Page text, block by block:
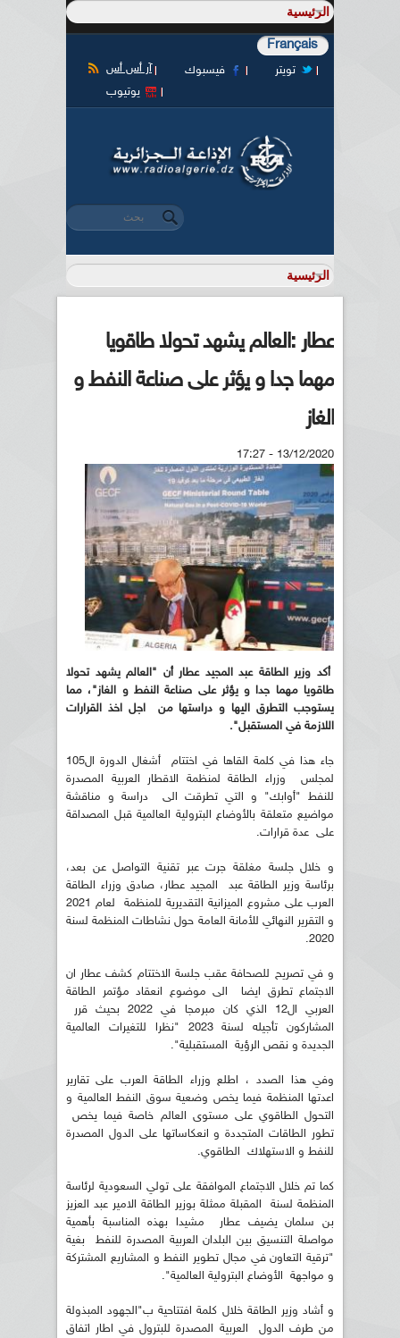
Français
آر أس أس فيسبوك
تويتر
يوتيوب
استمارة البحث
‏بحث ‏
عطار :العالم يشهد تحولا طاقويا
مهما جدا و يؤثر على صناعة النفط و
الغاز
13/12/2020 - 17:27
أكد وزير الطاقة عبد المجيد عطار أن "العالم يشهد تحولا
طاقويا مهما جدا و يؤثر على صناعة النفط و الغاز"، مما
يستوجب التطرق اليها و دراستها من اجل اخذ القرارات
اللازمة في المستقبل".
جاء هذا في كلمة القاها في اختتام أشغال الدورة ال105
لمجلس وزراء الطاقة لمنظمة الاقطار العربية المصدرة
للنفط "أوابك" و التي تطرقت الى دراسة و مناقشة
مواضيع متعلقة بالأوضاع البترولية العالمية قبل المصداقة
على عدة قرارات.
و خلال جلسة مغلقة جرت عبر تقنية التواصل عن بعد،
برئاسة وزير الطاقة عبد المجيد عطار، صادق وزراء الطاقة
العرب على مشروع الميزانية التقديرية للمنظمة لعام 2021
و التقرير النهائي للأمانة العامة حول نشاطات المنظمة لسنة
2020.
و في تصريح للصحافة عقب جلسة الاختتام كشف عطار ان
الاجتماع تطرق ايضا الى موضوع انعقاد مؤتمر الطاقة
العربي ال12 الذي كان مبرمجا في 2022 بحيث قرر
المشاركون تأجيله لسنة 2023 "نظرا للتغيرات العالمية
الجديدة و نقص الرؤية المستقبلية".
وفي هذا الصدد ، اطلع وزراء الطاقة العرب على تقارير
اعدتها المنظمة فيما يخص وضعية سوق النفط العالمية و
التحول الطاقوي على مستوى العالم خاصة فيما يخص
تطور الطاقات المتجددة و انعكاساتها على الدول المصدرة
للنفط و الاستهلاك الطاقوي.
كما تم خلال الاجتماع الموافقة على تولي السعودية لرئاسة
المنظمة لسنة المقبلة ممثلة بوزير الطاقة الامير عبد العزيز
بن سلمان يضيف عطار مشيدا بهذه المناسبة بأهمية
مواصلة التنسيق بين البلدان العربية المصدرة للنفط بغية
"ترقية التعاون في مجال تطوير النفط و المشاريع المشتركة
و مواجهة الأوضاع البترولية العالمية".
و أشاد وزير الطاقة خلال كلمة افتتاحية ب"الجهود المبذولة
من طرف الدول العربية المصدرة للبترول في اطار اتفاق